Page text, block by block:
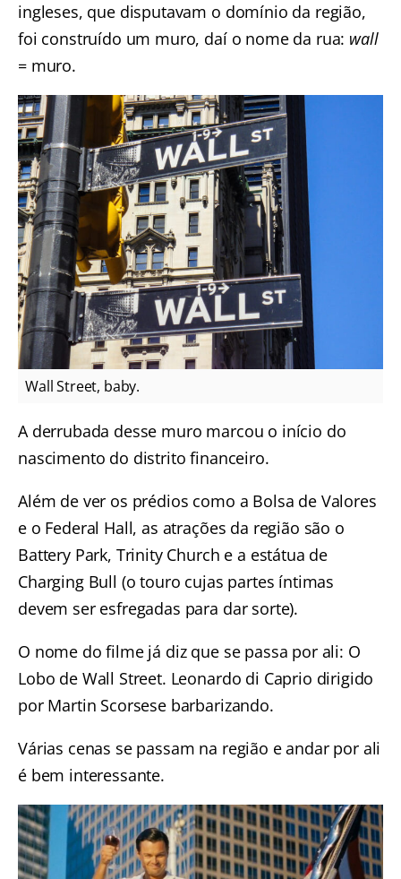
ingleses, que disputavam o domínio da região,
foi construído um muro, daí o nome da rua: wall
= muro.
Wall Street, baby.
A derrubada desse muro marcou o início do
nascimento do distrito financeiro.
Além de ver os prédios como a Bolsa de Valores
e o Federal Hall, as atrações da região são o
Battery Park, Trinity Church e a estátua de
Charging Bull (o touro cujas partes íntimas
devem ser esfregadas para dar sorte).
O nome do filme já diz que se passa por ali: O
Lobo de Wall Street. Leonardo di Caprio dirigido
por Martin Scorsese barbarizando.
Várias cenas se passam na região e andar por ali
é bem interessante.